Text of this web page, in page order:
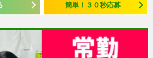
簡単！３０秒応募